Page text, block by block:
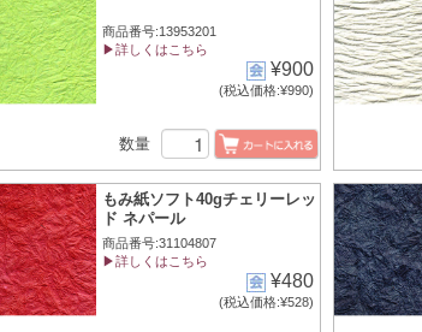
商品番号:13953201
▶詳しくはこちら
¥900
(税込価格:¥990)
数量
もみ紙ソフト40gチェリーレッ
ド ネパール
商品番号:31104807
▶詳しくはこちら
¥480
(税込価格:¥528)